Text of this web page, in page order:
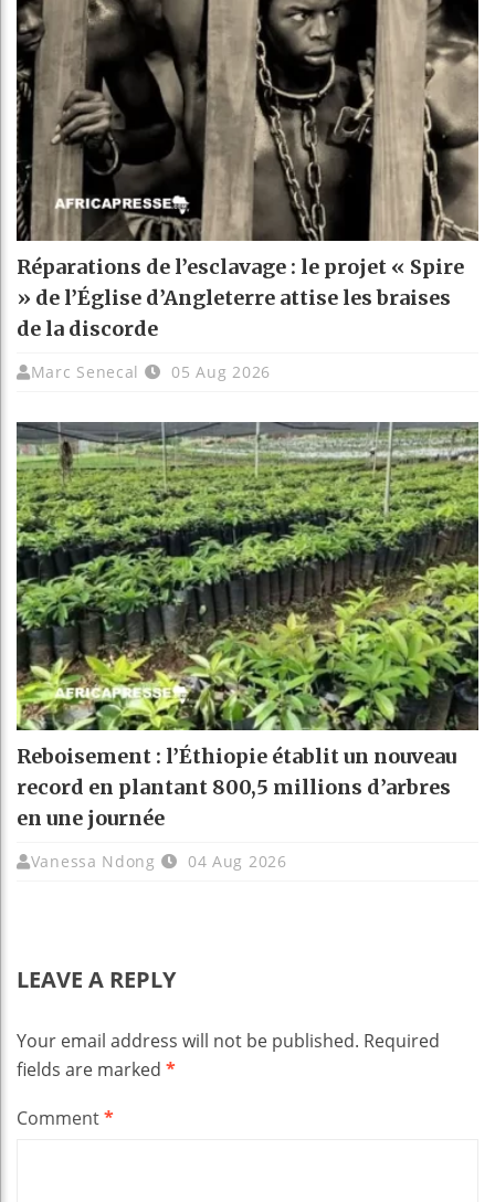
Réparations de l’esclavage : le projet « Spire
» de l’Église d’Angleterre attise les braises
de la discorde
Marc Senecal 05 Aug 2026
Reboisement : l’Éthiopie établit un nouveau
record en plantant 800,5 millions d’arbres
en une journée
Vanessa Ndong 04 Aug 2026
LEAVE A REPLY
Your email address will not be published. Required
fields are marked *
Comment*